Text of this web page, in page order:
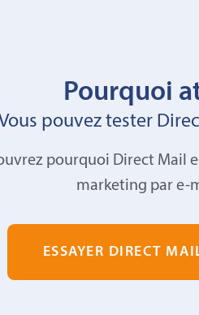
Pourquoi
pouvez tester
pourquoi Direct Mail
marketing par e-
ESSAYER DIRECT